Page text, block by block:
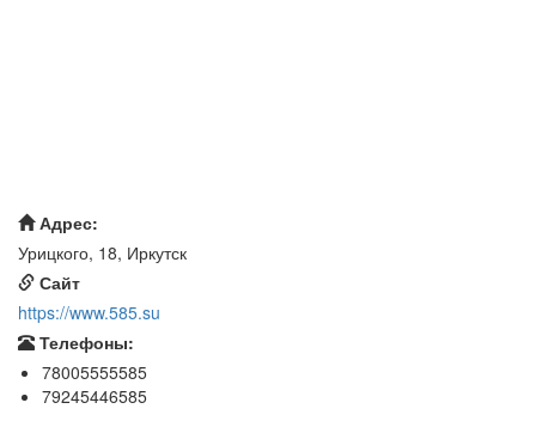
Адрес:
Урицкого, 18, Иркутск
Сайт
https://www.585.su
Телефоны:
78005555585
79245446585